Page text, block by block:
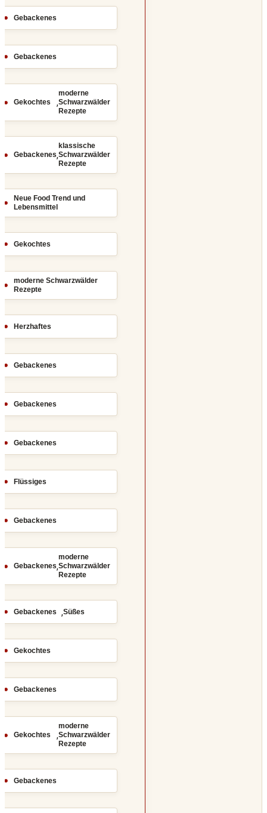
Gebackenes
Gebackenes
Gekochtes ,
moderne
Schwarzwälder
Rezepte
Gebackenes,
klassische
Schwarzwälder
Rezepte
Neue Food Trend und
Lebensmittel
Gekochtes
moderne Schwarzwälder
Rezepte
Herzhaftes
Gebackenes
Gebackenes
Gebackenes
Flüssiges
Gebackenes
Gebackenes,
moderne
Schwarzwälder
Rezepte
Gebackenes ,Süßes
Gekochtes
Gebackenes
Gekochtes ,
moderne
Schwarzwälder
Rezepte
Gebackenes